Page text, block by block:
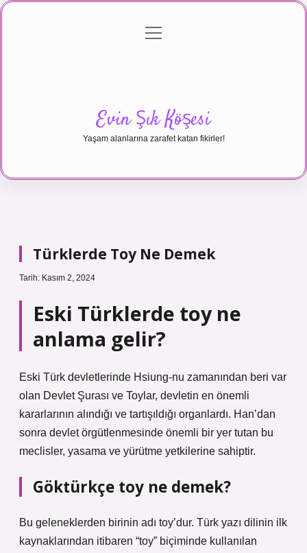
Gizlilik Politikası
menüyü
Evin Şık Köşesi
Yaşam alanlarına zarafet katan fikirler!
Türklerde Toy Ne Demek
Tarih: Kasım 2, 2024
Eski Türklerde toy ne
anlama gelir?
Eski Türk devletlerinde Hsiung-nu zamanından beri var
olan Devlet Şurası ve Toylar, devletin en önemli
kararlarının alındığı ve tartışıldığı organlardı. Han’dan
sonra devlet örgütlenmesinde önemli bir yer tutan bu
meclisler, yasama ve yürütme yetkilerine sahiptir.
Göktürkçe toy ne demek?
Bu geleneklerden birinin adı toy’dur. Türk yazı dilinin ilk
kaynaklarından itibaren “toy” biçiminde kullanılan